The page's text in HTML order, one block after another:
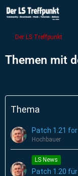
Der LS Treffpunkt
Themen mit
Thema
Patch 1.21
Hochbauer
LS News
Patch 1.20